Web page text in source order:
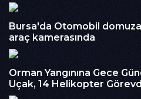
yol güvenlik gerekçesiyle çift
yönlendirildi.Yetkililerin olay
hasarın giderilmesi ve yolun
çalışma yapılmasının beklendiği
İzlenme : 278
Kategori : Haber
Bursa'da Otomobil domuza
araç kamerasında
Orman Yangınına Gece
Uçak, 14 Helikopter